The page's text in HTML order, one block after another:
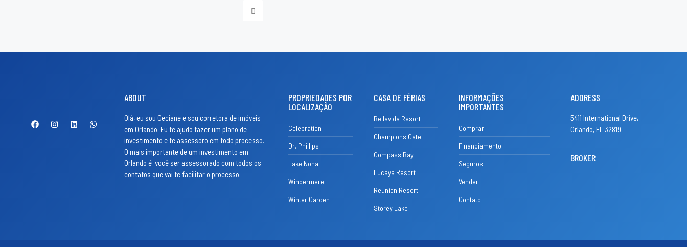
ABOUT
Olá, eu sou Geciane e sou corretora de imóveis
em Orlando. Eu te ajudo fazer um plano de
investimento e te assessoro em todo processo.
O mais importante de um investimento em
Orlando é você ser assessorado com todos os
contatos que vai te facilitar o processo.
PROPRIEDADES POR
LOCALIZAÇÃO
Celebration
Dr. Phillips
Lake Nona
Windermere
Winter Garden
CASA DE FÉRIAS
Bellavida Resort
Champions Gate
Compass Bay
Lucaya Resort
Reunion Resort
Storey Lake
INFORMAÇÕES
IMPORTANTES
Comprar
Financiamento
Seguros
Vender
Contato
ADDRESS
5411 International Drive,
Orlando, FL 32819
BROKER